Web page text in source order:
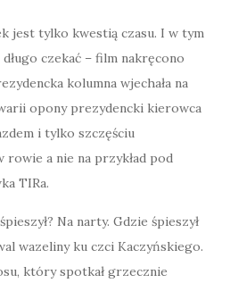
jest tylko kwestią czasu. I w tym
czekać – film nakręcono
kolumna wjechała na
opony prezydencki kierowca
i tylko szczęściu
rowie a nie na przykład pod
TIRa.
Na narty. Gdzie śpieszył
wazeliny ku czci Kaczyńskiego.
który spotkał grzecznie